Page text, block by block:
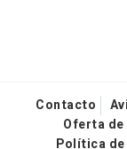
Contacto
Oferta
Política